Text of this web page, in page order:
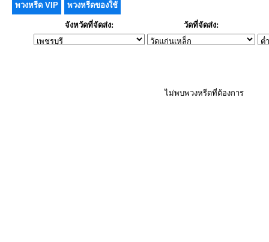
พวงหรีด VIP พวงหรีดของใช้
จังหวัดที่จัดส่ง: วัดที่จัดส่ง:
ไม่พบพวงหรีดที่ต้องการ